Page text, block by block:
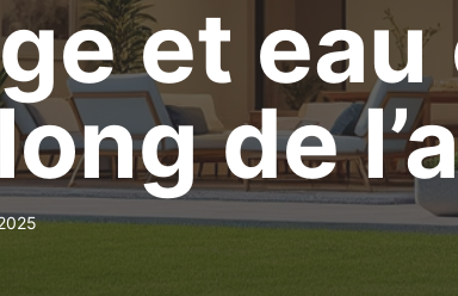
et eau
de